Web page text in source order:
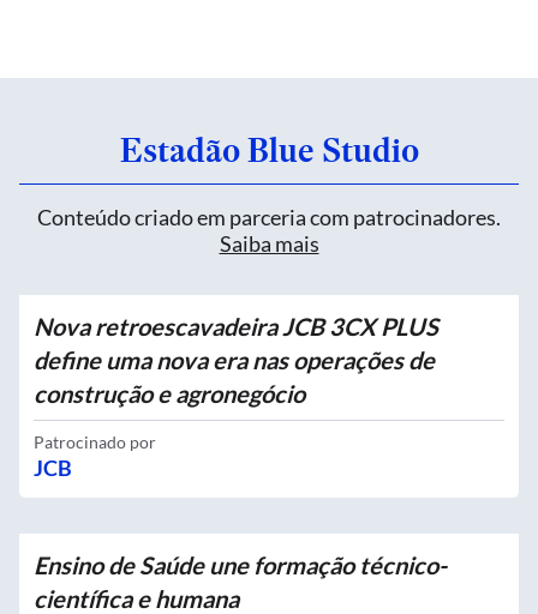
Estadão Blue Studio
Conteúdo criado em parceria com patrocinadores.
Saiba mais
Nova retroescavadeira JCB 3CX PLUS
define uma nova era nas operações de
construção e agronegócio
Patrocinado por
JCB
Ensino de Saúde une formação técnico-
científica e humana